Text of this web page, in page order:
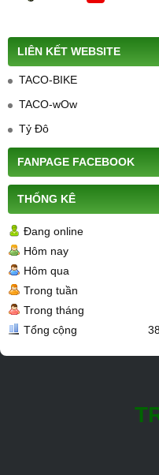
LIÊN KẾT WEBSITE
TACO-BIKE
TACO-wOw
Tỷ Đô
FANPAGE FACEBOOK
THỐNG KÊ
Đang online
Hôm nay
Hôm qua
Trong tuần
Trong tháng
Tổng cộng